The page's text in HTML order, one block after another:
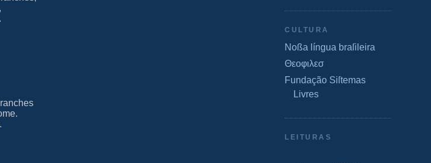
CULTURA
Noßa língua braſileira
Θεοφιλεσ
Fundação Siſtemas
Livres
LEITURAS